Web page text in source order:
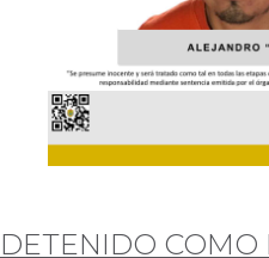
DETENIDO COMO